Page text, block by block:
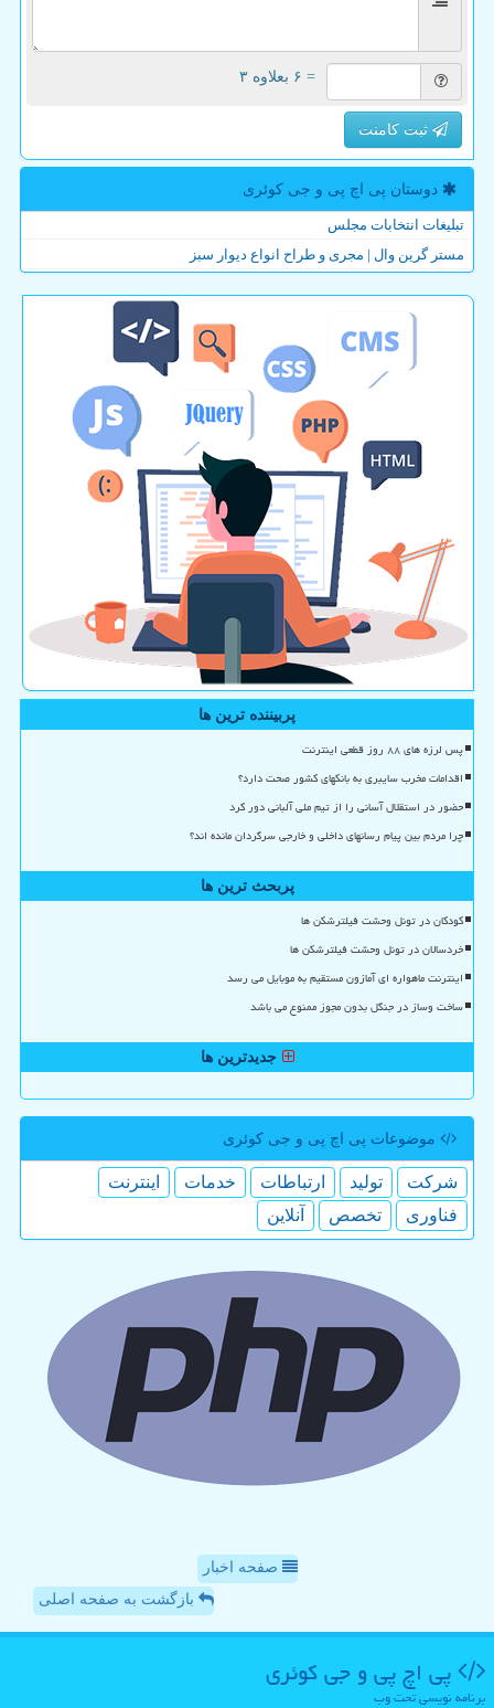
= ۶ بعلاوه ۳
ثبت کامنت
دوستان پی اچ پی و جی كوئری
تبلیغات انتخابات مجلس
مستر گرین وال | مجری و طراح انواع دیوار سبز
پربیننده ترین ها
پس لرزه های ۸۸ روز قطعی اینترنت
اقدامات مخرب سایبری به بانکهای کشور صحت دارد؟
حضور در استقلال آسانی را از تیم ملی آلبانی دور کرد
چرا مردم بین پیام رسانهای داخلی و خارجی سرگردان مانده اند؟
پربحث ترین ها
کودکان در تونل وحشت فیلترشکن ها
خردسالان در تونل وحشت فیلترشکن ها
اینترنت ماهواره ای آمازون مستقیم به موبایل می رسد
ساخت وساز در جنگل بدون مجوز ممنوع می باشد
جدیدترین ها
موضوعات پی اچ پی و جی كوئری
شركت تولید ارتباطات خدمات
اینترنت
فناوری
تخصص آنلاین
صفحه اخبار
بازگشت به صفحه اصلی
پی اچ پی و جی كوئری
برنامه نویسی تحت وب